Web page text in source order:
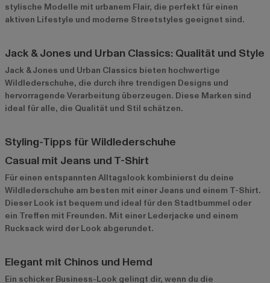
stylische Modelle mit urbanem Flair, die perfekt für einen
aktiven Lifestyle und moderne Streetstyles geeignet sind.
Jack & Jones und Urban Classics: Qualität und Style
Jack & Jones und Urban Classics bieten hochwertige
Wildlederschuhe, die durch ihre trendigen Designs und
hervorragende Verarbeitung überzeugen. Diese Marken sind
ideal für alle, die Qualität und Stil schätzen.
Styling-Tipps für Wildlederschuhe
Casual mit Jeans und T-Shirt
Für einen entspannten Alltagslook kombinierst du deine
Wildlederschuhe am besten mit einer Jeans und einem T-Shirt.
Dieser Look ist bequem und ideal für den Stadtbummel oder
ein Treffen mit Freunden. Mit einer Lederjacke und einem
Rucksack wird der Look abgerundet.
Elegant mit Chinos und Hemd
Ein schicker Business-Look gelingt dir, wenn du die